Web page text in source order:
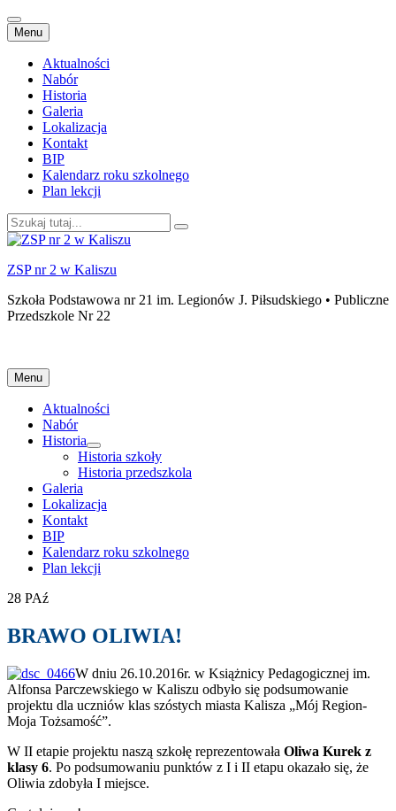
Menu Przejdź
do
treści
Aktualności
Nabór
Historia
Galeria
Lokalizacja
Kontakt
BIP
Kalendarz roku szkolnego
Plan lekcji
Szukaj:
ZSP nr 2 w Kaliszu
Szkoła Podstawowa nr 21 im. Legionów J. Piłsudskiego • Publiczne
Przedszkole Nr 22
Menu Przejdź
do
treści
Aktualności
Nabór
Historia
rozwiń
menu
potomne
Historia szkoły
Historia przedszkola
Galeria
Lokalizacja
Kontakt
BIP
Kalendarz roku szkolnego
Plan lekcji
28 PAź
BRAWO OLIWIA!
W dniu 26.10.2016r. w Książnicy Pedagogicznej im.
Alfonsa Parczewskiego w Kaliszu odbyło się podsumowanie
projektu dla uczniów klas szóstych miasta Kalisza „Mój Region-
Moja Tożsamość”.
W II etapie projektu naszą szkołę reprezentowała Oliwa Kurek z
klasy 6. Po podsumowaniu punktów z I i II etapu okazało się, że
Oliwia zdobyła I miejsce.